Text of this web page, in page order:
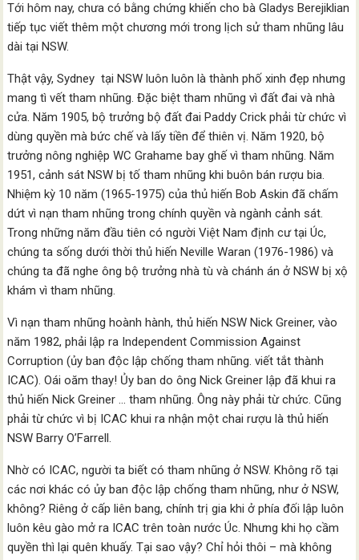
Tới hôm nay, chưa có bằng chứng khiến cho bà Gladys Berejiklian
tiếp tục viết thêm một chương mới trong lịch sử tham nhũng lâu
dài tại NSW.
Thật vậy, Sydney tại NSW luôn luôn là thành phố xinh đẹp nhưng
mang tì vết tham nhũng. Đặc biệt tham nhũng vì đất đai và nhà
cửa. Năm 1905, bộ trưởng bộ đất đai Paddy Crick phải từ chức vì
dùng quyền mà bức chế và lấy tiền để thiên vị. Năm 1920, bộ
trưởng nông nghiệp WC Grahame bay ghế vì tham nhũng. Năm
1951, cảnh sát NSW bị tố tham nhũng khi buôn bán rượu bia.
Nhiệm kỳ 10 năm (1965-1975) của thủ hiến Bob Askin đã chấm
dứt vì nạn tham nhũng trong chính quyền và ngành cảnh sát.
Trong những năm đầu tiên có người Việt Nam định cư tại Úc,
chúng ta sống dưới thời thủ hiến Neville Waran (1976-1986) và
chúng ta đã nghe ông bộ trưởng nhà tù và chánh án ở NSW bị xộ
khám vì tham nhũng.
Vì nạn tham nhũng hoành hành, thủ hiến NSW Nick Greiner, vào
năm 1982, phải lập ra Independent Commission Against
Corruption (ủy ban độc lập chống tham nhũng. viết tắt thành
ICAC). Oái oăm thay! Ủy ban do ông Nick Greiner lập đã khui ra
thủ hiến Nick Greiner … tham nhũng. Ông này phải từ chức. Cũng
phải từ chức vì bị ICAC khui ra nhận một chai rượu là thủ hiến
NSW Barry O’Farrell.
Nhờ có ICAC, người ta biết có tham nhũng ở NSW. Không rõ tại
các nơi khác có ủy ban độc lập chống tham nhũng, như ở NSW,
không? Riêng ở cấp liên bang, chính trị gia khi ở phía đối lập luôn
luôn kêu gào mở ra ICAC trên toàn nước Úc. Nhưng khi họ cầm
quyền thì lại quên khuấy. Tại sao vậy? Chỉ hỏi thôi – mà không